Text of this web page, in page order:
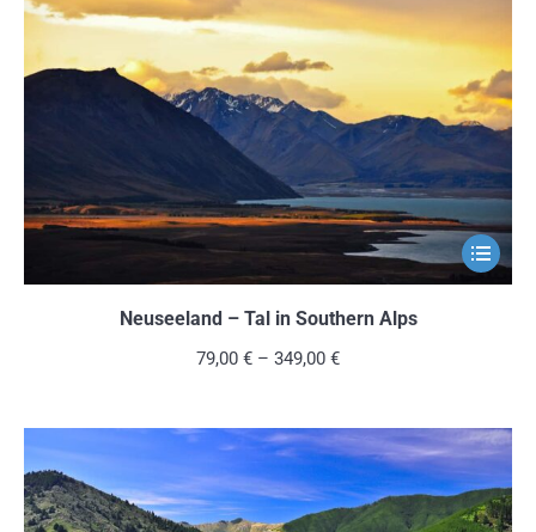
können
auf
der
gewählt
werden
Dieses
Produkt
Die
Optionen
können
Neuseeland – Tal in Southern Alps
79,00 € – 349,00 €